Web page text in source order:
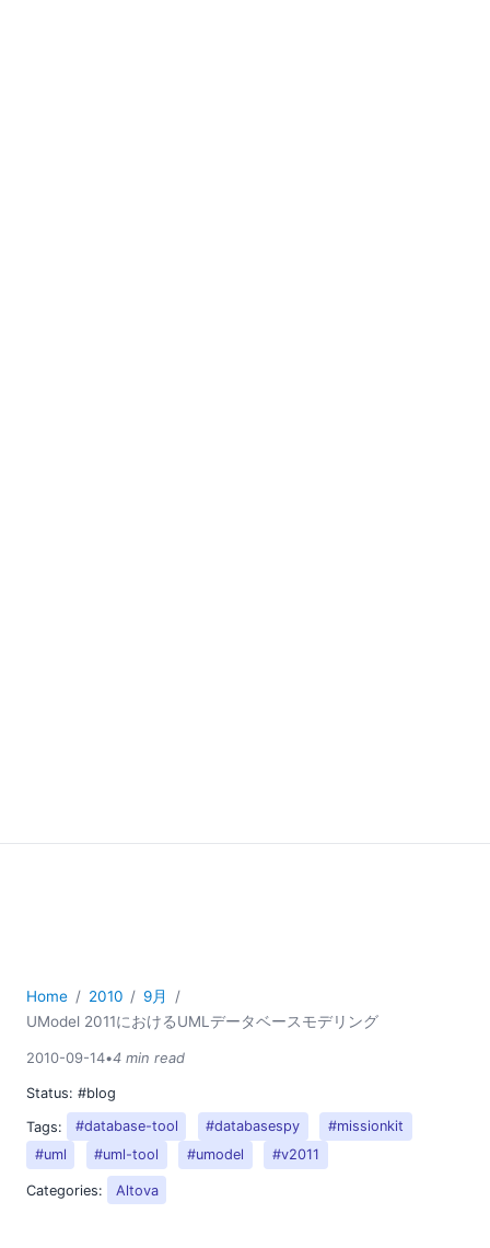
Home 2010
9月
UModel 2011におけるUMLデータベースモデリング
2010-09-14•4 min read
Status: #blog
Tags:
#database-tool #databasespy
#missionkit
#uml
#uml-tool #umodel #v2011
Categories: Altova